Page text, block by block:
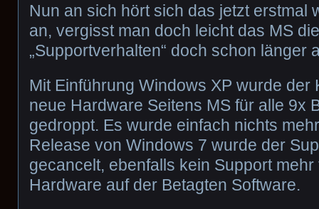
Nun an sich hört sich das jetzt erstmal
an, vergisst man doch leicht das MS
„Supportverhalten“ doch schon länger
Mit Einführung Windows XP wurde der
neue Hardware Seitens MS für alle 9x
gedroppt. Es wurde einfach nichts
Release von Windows 7 wurde der
gecancelt, ebenfalls kein Support
Hardware auf der Betagten Software.